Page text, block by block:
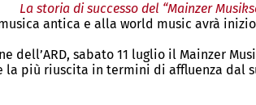
La storia di successo del “Mainzer
antica e alla world music avrà
dell’ARD, sabato 11 luglio il Mainzer
più riuscita in termini di affluenza dal